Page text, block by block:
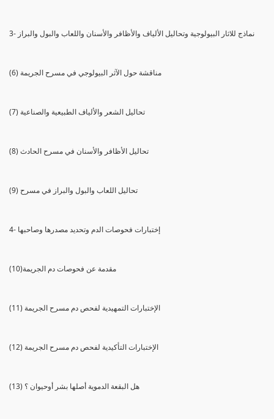
3- نماذج للاثار البيولوجية وتحاليل الألياف والأظافر والأسنان واللعاب والبول والبراز
(6) مناقشة حول الآثر البيولوجي في مسرح الجريمة
(7) تحاليل الشعر والألياف الطبيعية والصناعية
(8) تحاليل الأظافر والأسنان في مسرح الحادث
(9) تحاليل اللعاب والبول والبراز في مسرح
4- إختبارات فحوصات الدم وتحديد مصدرها وصاحبها
(10)مقدمة عن فحوصات دم الجريمة
(11) الإختبارات التمهيدية لفحص دم مسرح الجريمة
(12) الإختبارات التأكيدية لفحص دم مسرح الجريمة
(13) هل البقعة الدموية أصلها بشر أوحيوان ؟